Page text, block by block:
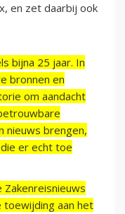
en zet daarbij ook
bijna 25 jaar. In
bronnen en
om aandacht
nieuws brengen,
er echt toe
toewijding aan het